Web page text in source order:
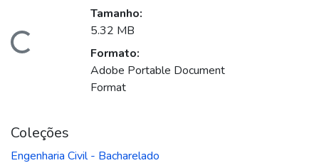
Tamanho:
5.32 MB
Formato:
Adobe Portable Document
Format
Coleções
Engenharia Civil - Bacharelado